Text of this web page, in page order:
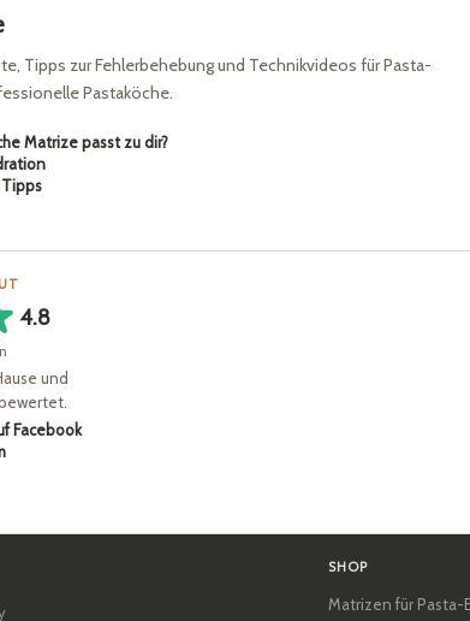
Produktseite
gewählt
werden
Tipps zur Fehlerbehebung und Technikvideos für Pasta-
Pastaköche.
Matrize passt zu dir?
4.8
und
Facebook
SHOP
Matrizen für Pasta-